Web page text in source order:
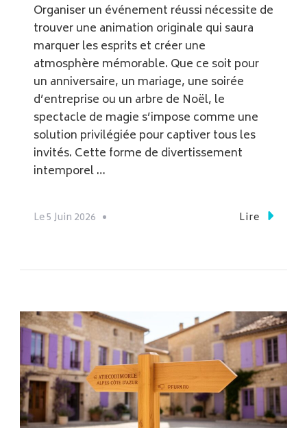
Organiser un événement réussi nécessite de
trouver une animation originale qui saura
marquer les esprits et créer une
atmosphère mémorable. Que ce soit pour
un anniversaire, un mariage, une soirée
d’entreprise ou un arbre de Noël, le
spectacle de magie s’impose comme une
solution privilégiée pour captiver tous les
invités. Cette forme de divertissement
intemporel …
Le5 Juin 2026 Lire